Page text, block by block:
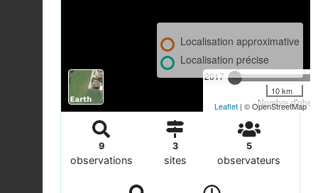
2017
Nombre
Localisation approximative
Localisation précise
10 km
Leaflet | © OpenStreetMap
9
observations
3
sites
5
observateurs